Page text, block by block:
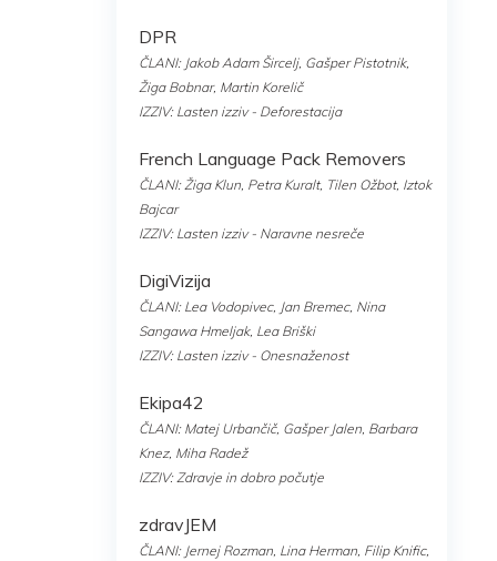
DPR
ČLANI: Jakob Adam Šircelj, Gašper Pistotnik,
Žiga Bobnar, Martin Korelič
IZZIV: Lasten izziv - Deforestacija
French Language Pack Removers
ČLANI: Žiga Klun, Petra Kuralt, Tilen Ožbot, Iztok
Bajcar
IZZIV: Lasten izziv - Naravne nesreče
DigiVizija
ČLANI: Lea Vodopivec, Jan Bremec, Nina
Sangawa Hmeljak, Lea Briški
IZZIV: Lasten izziv - Onesnaženost
Ekipa42
ČLANI: Matej Urbančič, Gašper Jalen, Barbara
Knez, Miha Radež
IZZIV: Zdravje in dobro počutje
zdravJEM
ČLANI: Jernej Rozman, Lina Herman, Filip Knific,